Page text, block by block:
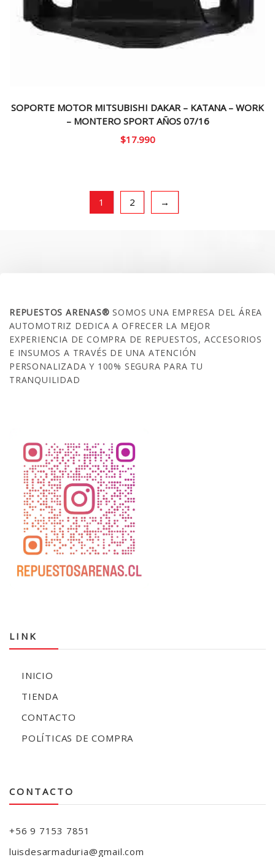
SOPORTE MOTOR MITSUBISHI DAKAR – KATANA – WORK
– MONTERO SPORT AÑOS 07/16
$17.990
1 2 →
REPUESTOS ARENAS®SOMOS UNA EMPRESA DEL ÁREA
AUTOMOTRIZ DEDICA A OFRECER LA MEJOR
EXPERIENCIA DE COMPRA DE REPUESTOS, ACCESORIOS
E INSUMOS A TRAVÉS DE UNA ATENCIÓN
PERSONALIZADA Y 100% SEGURA PARA TU
TRANQUILIDAD
LINK
INICIO
TIENDA
CONTACTO
POLÍTICAS DE COMPRA
CONTACTO
+56 9 7153 7851
luisdesarmaduria@gmail.com